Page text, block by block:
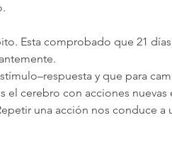
Esta comprobado que 21
y que para
cerebro con acciones nuevas
una acción nos conduce a